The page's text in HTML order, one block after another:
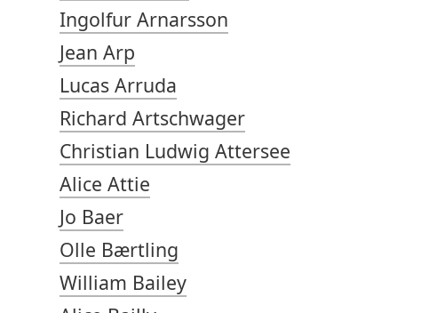
Ingolfur Arnarsson
Jean Arp
Lucas Arruda
Richard Artschwager
Christian Ludwig Attersee
Alice Attie
Jo Baer
Olle Bærtling
William Bailey